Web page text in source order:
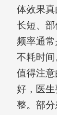
体效果真
长短、
频率通常
不耗时间
值得注
好，医
整。部